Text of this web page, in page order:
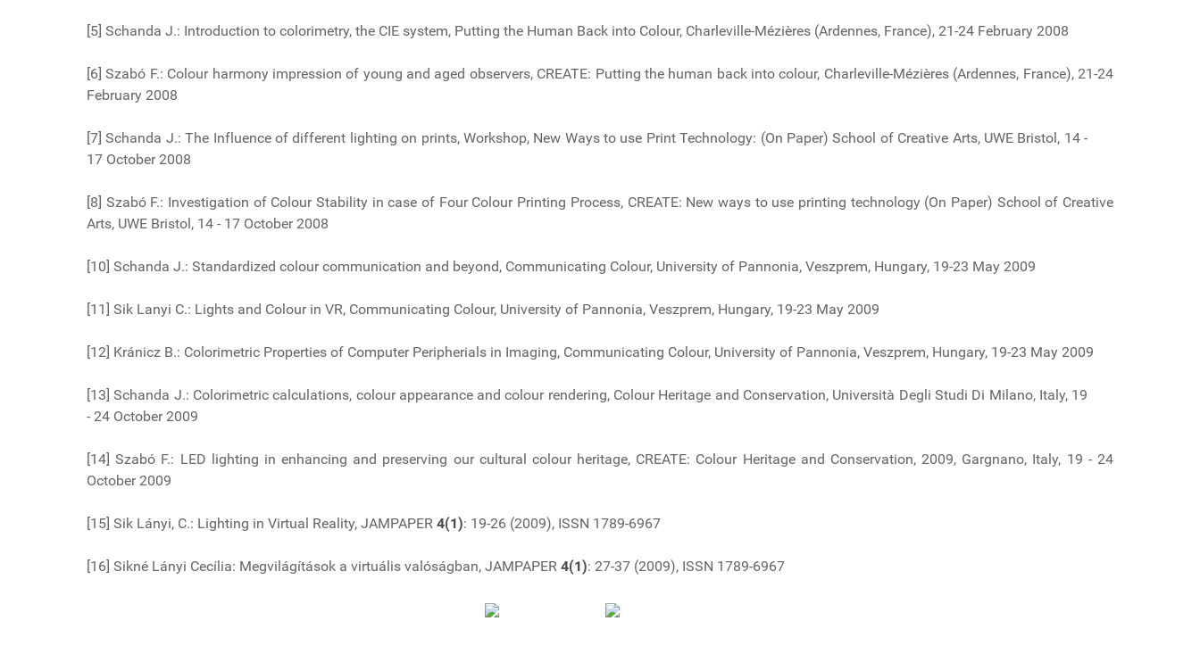
[5] Schanda J.: Introduction to colorimetry, the CIE system, Putting the Human Back into Colour, Charleville-Mézières (Ardennes, France), 21-24 February 2008
[6] Szabó F.: Colour harmony impression of young and aged observers, CREATE: Putting the human back into colour, Charleville-Mézières (Ardennes, France), 21-24
February 2008
[7] Schanda J.: The Influence of different lighting on prints, Workshop, New Ways to use Print Technology: (On Paper) School of Creative Arts, UWE Bristol, 14 -
17 October 2008
[8] Szabó F.: Investigation of Colour Stability in case of Four Colour Printing Process, CREATE: New ways to use printing technology (On Paper) School of Creative
Arts, UWE Bristol, 14 - 17 October 2008
[10] Schanda J.: Standardized colour communication and beyond, Communicating Colour, University of Pannonia, Veszprem, Hungary, 19-23 May 2009
[11] Sik Lanyi C.: Lights and Colour in VR, Communicating Colour, University of Pannonia, Veszprem, Hungary, 19-23 May 2009
[12] Kránicz B.: Colorimetric Properties of Computer Peripherials in Imaging, Communicating Colour, University of Pannonia, Veszprem, Hungary, 19-23 May 2009
[13] Schanda J.: Colorimetric calculations, colour appearance and colour rendering, Colour Heritage and Conservation, Università Degli Studi Di Milano, Italy, 19
- 24 October 2009
[14] Szabó F.: LED lighting in enhancing and preserving our cultural colour heritage, CREATE: Colour Heritage and Conservation, 2009, Gargnano, Italy, 19 - 24
October 2009
[15] Sik Lányi, C.: Lighting in Virtual Reality, JAMPAPER 4(1): 19-26 (2009), ISSN 1789-6967
[16] Sikné Lányi Cecília: Megvilágítások a virtuális valóságban, JAMPAPER 4(1): 27-37 (2009), ISSN 1789-6967